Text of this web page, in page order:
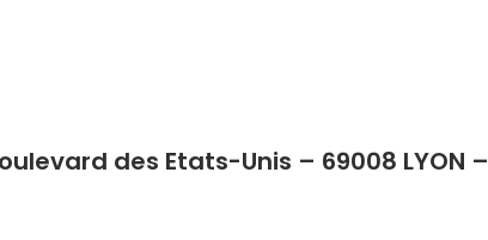
des Etats-Unis – 69008 LYON –